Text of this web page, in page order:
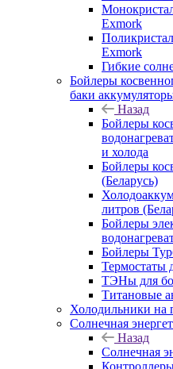
Exmork
Exmork
Гибкие
Бойлеры
баки
Назад
Бойлеры
и холода
Бойлеры
(Беларусь)
литров
Бойлеры
Бойлеры
Термостаты
ТЭНы для
Титановые
Холодильники на
Солнечная
Назад
Солнечная